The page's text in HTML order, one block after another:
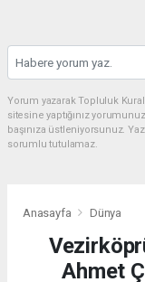
Yorum yazarak Topluluk
sitesine yaptığınız
başınıza üstleniyorsunuz.
sorumlu tutulamaz.
Anasayfa Dünya
Ahmet